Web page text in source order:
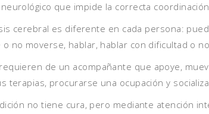
que impide la correcta
cerebral es diferente en cada persona:
o no moverse, hablar, hablar con dificultad o
de un acompañante que apoye,
terapias, procurarse una ocupación y
no tiene cura, pero mediante atención